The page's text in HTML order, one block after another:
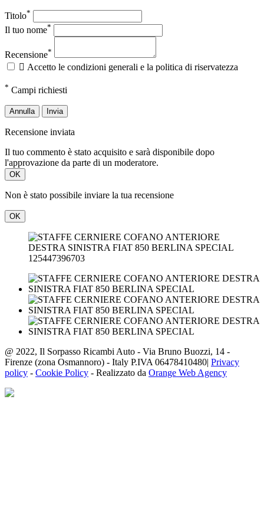
Titolo*
Il tuo nome*
Recensione*
 Accetto le condizioni generali e la politica di riservatezza
* Campi richiesti
Annulla Invia
Recensione inviata
Il tuo commento è stato acquisito e sarà disponibile dopo
l'approvazione da parte di un moderatore.
OK
Non è stato possibile inviare la tua recensione
OK
125447396703
@ 2022, Il Sorpasso Ricambi Auto - Via Bruno Buozzi, 14 -
Firenze (zona Osmannoro) - Italy P.IVA 06478410480| Privacy
policy - Cookie Policy - Realizzato da Orange Web Agency